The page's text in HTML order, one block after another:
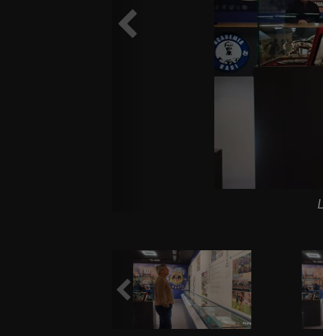
Micael Leandro
La 3 ani de la